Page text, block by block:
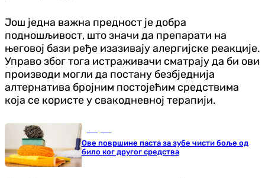
Још једна важна предност је добра
подношљивост, што значи да препарати на
његовој бази ређе изазивају алергијске реакције.
Управо због тога истраживачи сматрају да би ови
производи могли да постану безбједнија
алтернатива бројним постојећим средствима
која се користе у свакодневној терапији.
Ове површине паста за зубе чисти боље од
било ког другог средства